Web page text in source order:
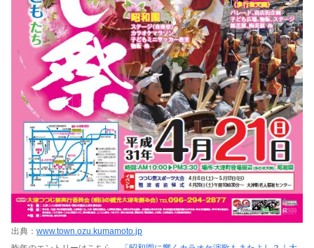
出典： www.town.ozu.kumamoto.jp